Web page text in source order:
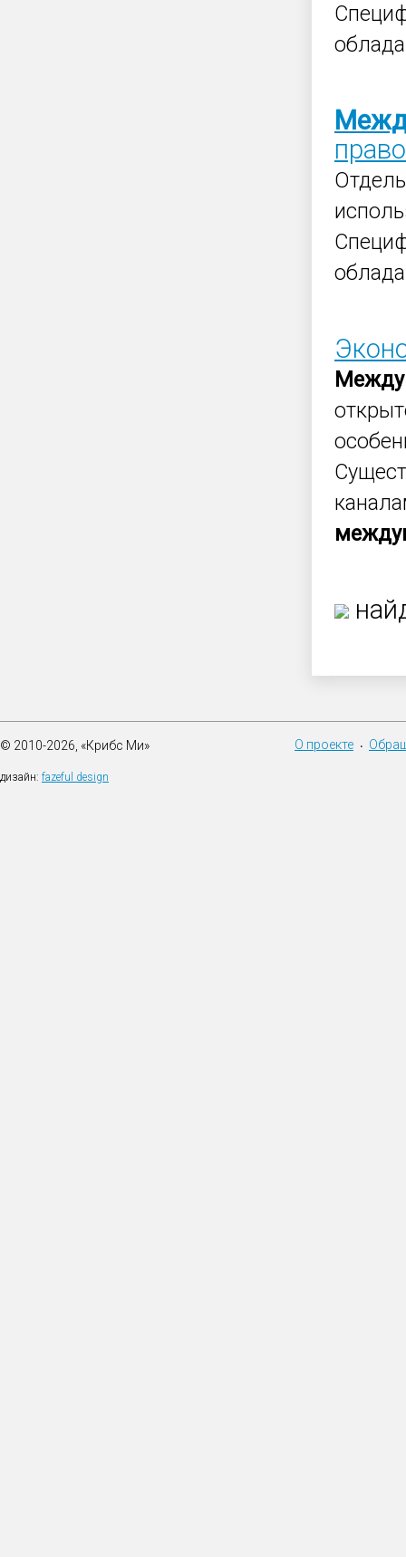
право
© 2010-2026, «Крибс Ми»
дизайн: fazeful design
О проекте •